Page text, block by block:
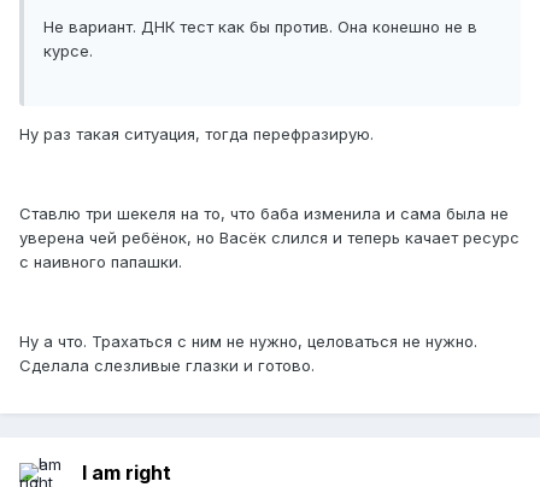
Не вариант. ДНК тест как бы против. Она конешно не в
курсе.
Ну раз такая ситуация, тогда перефразирую.
Ставлю три шекеля на то, что баба изменила и сама была не
уверена чей ребёнок, но Васёк слился и теперь качает ресурс
с наивного папашки.
Ну а что. Трахаться с ним не нужно, целоваться не нужно.
Сделала слезливые глазки и готово.
I am right